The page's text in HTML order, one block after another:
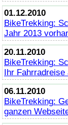
01.12.2010
BikeTrekking:
Jahr 2013
20.11.2010
BikeTrekking:
Ihr
06.11.2010
BikeTrekking:
ganzen